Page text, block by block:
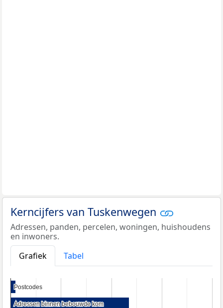
Kerncijfers van Tuskenwegen
Adressen, panden, percelen, woningen, huishoudens
en inwoners.
Grafiek
Tabel
Postcodes
Postcodes
Adressen binnen bebouwde kom
Adressen binnen bebouwde kom